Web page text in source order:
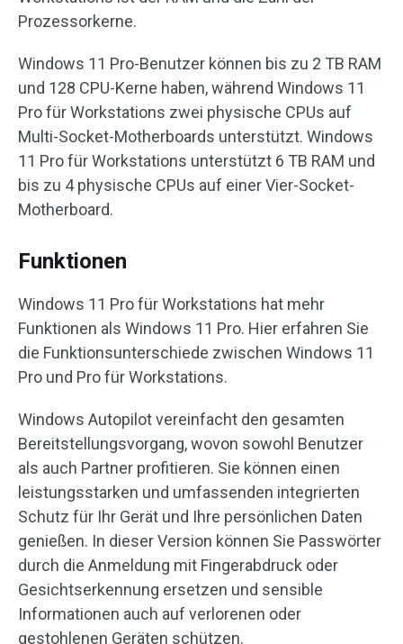
Prozessorkerne.
Windows 11 Pro-Benutzer können bis zu 2 TB RAM
und 128 CPU-Kerne haben, während Windows 11
Pro für Workstations zwei physische CPUs auf
Multi-Socket-Motherboards unterstützt. Windows
11 Pro für Workstations unterstützt 6 TB RAM und
bis zu 4 physische CPUs auf einer Vier-Socket-
Motherboard.
Funktionen
Windows 11 Pro für Workstations hat mehr
Funktionen als Windows 11 Pro. Hier erfahren Sie
die Funktionsunterschiede zwischen Windows 11
Pro und Pro für Workstations.
Windows Autopilot vereinfacht den gesamten
Bereitstellungsvorgang, wovon sowohl Benutzer
als auch Partner profitieren. Sie können einen
leistungsstarken und umfassenden integrierten
Schutz für Ihr Gerät und Ihre persönlichen Daten
genießen. In dieser Version können Sie Passwörter
durch die Anmeldung mit Fingerabdruck oder
Gesichtserkennung ersetzen und sensible
Informationen auch auf verlorenen oder
gestohlenen Geräten schützen.